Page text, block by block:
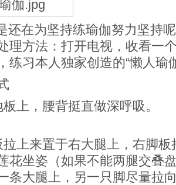
在为坚持练瑜伽努力坚持呢
理方法：打开电视，收看一
练习本人独家创造的“懒人瑜
上，腰背挺直做深呼吸。
拉上来置于右大腿上，右脚
花坐姿（如果不能两腿交叠
条大腿上，另一只脚尽量拉